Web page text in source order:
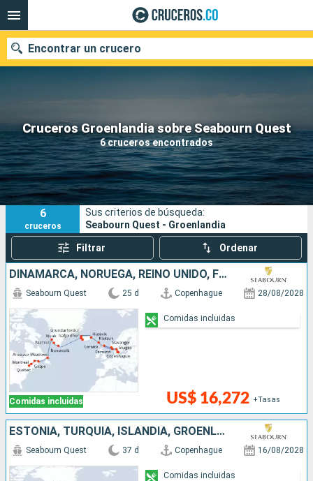
Cruceros Groenlandia sobre Seabourn Quest
6 cruceros encontrados
Encontrar un crucero
Fecha de salida
Buscar
6
cruceros
Sus criterios de búsqueda:
Seabourn Quest - Groenlandia
Filtrar Ordenar
DINAMARCA, NORUEGA, REINO UNIDO, FÉROES (ISLAS), ISLANDIA, GROENLANDIA, CANADÁ
Comidas incluidas
Seabourn Quest 25 d Copenhague 28/08/2028
US$ 16,272 +Tasas
Comidas incluidas
ESTONIA, TURQUÍA, ISLANDIA, GROENLANDIA, NORUEGA, CANADÁ, REINO UNIDO, POLONIA, DINAMARCA, FINLANDIA, LITUANIA, FÉROES (ISLAS), SUECIA, LETONIA
Seabourn Quest 37 d Copenhague 16/08/2028
Comidas incluidas